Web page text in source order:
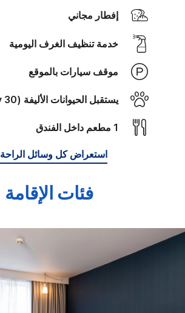
إفطار مجاني
خدمة تنظيف الغرف اليومية
موقف سيارات بالموقع
يستقبل الحيوانات الأليفة (30 GBP / stay)
1 مطعم داخل الفندق
استعراض كل وسائل الراحة
فئات الإقامة